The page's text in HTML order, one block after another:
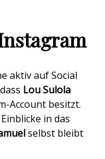
aktiv auf Social
Lou Sulola
Account besitzt.
in das
selbst bleibt